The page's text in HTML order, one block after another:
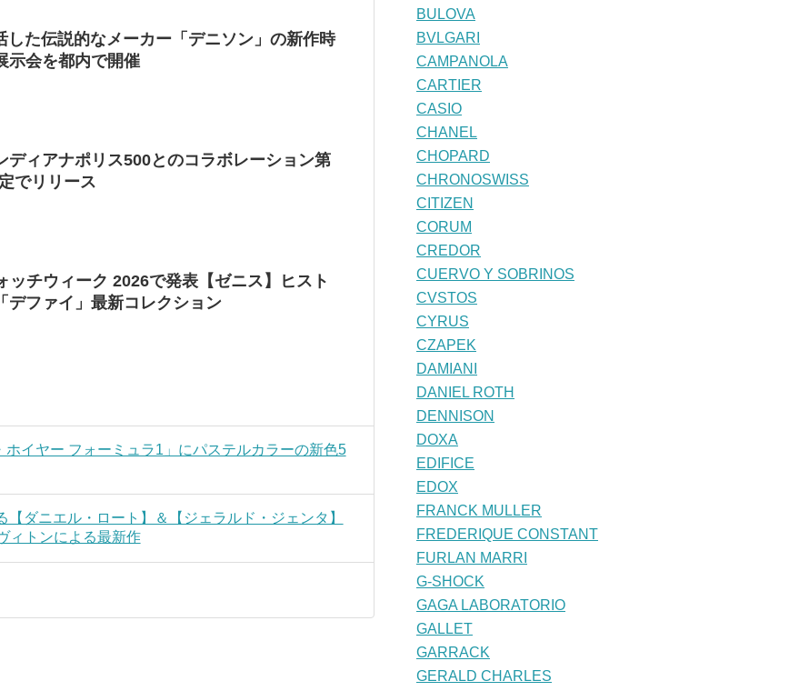
した伝説的なメーカー「デニソン」の新作時
示会を都内で開催
ディアナポリス500とのコラボレーション第
でリリース
ッチウィーク 2026で発表【ゼニス】ヒスト
デファイ」最新コレクション
イヤー フォーミュラ1」にパステルカラーの新色5
ダニエル・ロート】＆【ジェラルド・ジェンタ】
ィトンによる最新作
BULOVA
BVLGARI
CAMPANOLA
CARTIER
CASIO
CHANEL
CHOPARD
CHRONOSWISS
CITIZEN
CORUM
CREDOR
CUERVO Y SOBRINOS
CVSTOS
CYRUS
CZAPEK
DAMIANI
DANIEL ROTH
DENNISON
DOXA
EDIFICE
EDOX
FRANCK MULLER
FREDERIQUE CONSTANT
FURLAN MARRI
G-SHOCK
GAGA LABORATORIO
GALLET
GARRACK
GERALD CHARLES